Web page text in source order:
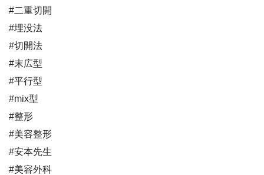
#二重切開
#埋没法
#切開法
#末広型
#平行型
#mix型
#整形
#美容整形
#安本先生
#美容外科